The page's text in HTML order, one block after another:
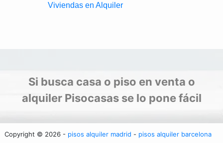
Viviendas en Alquiler
Si busca casa o piso en venta o
alquiler Pisocasas se lo pone fácil
Copyright © 2026 - pisos alquiler madrid - pisos alquiler barcelona